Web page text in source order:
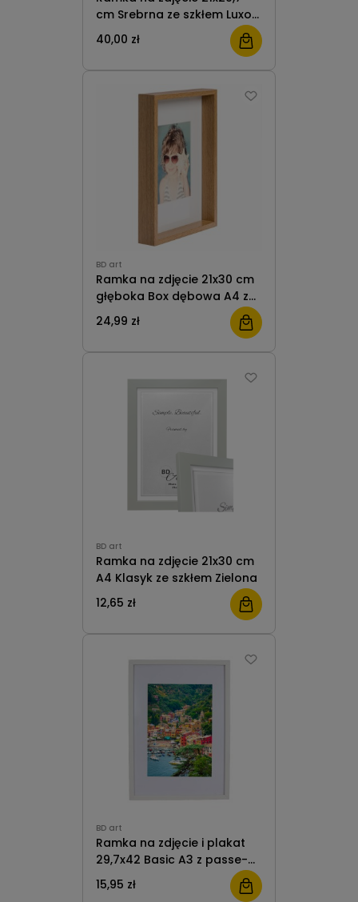
cm Srebrna ze szkłem Luxor
BD Art
40,00 zł
BD art
Ramka na zdjęcie 21x30 cm
głęboka Box dębowa A4 z
passe-partout 13x18 BD art
24,99 zł
BD art
Ramka na zdjęcie 21x30 cm
A4 Klasyk ze szkłem Zielona
12,65 zł
BD art
Ramka na zdjęcie i plakat
29,7x42 Basic A3 z passe-
partout 21x30 A4 biała MDF
plexiglas BD art
15,95 zł